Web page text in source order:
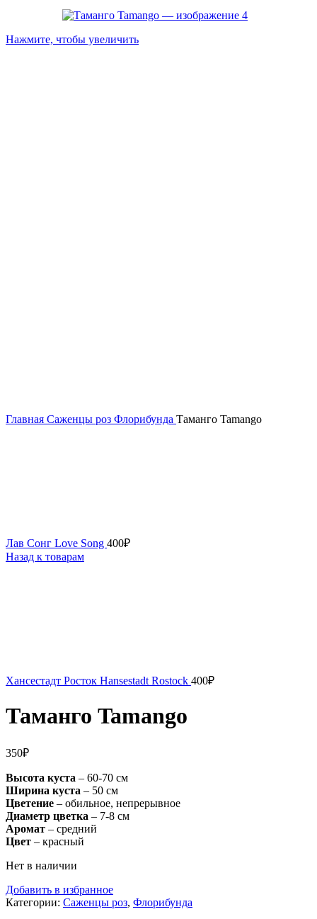
Нажмите, чтобы увеличить
Главная Саженцы роз Флорибунда Таманго Tamango
Лав Сонг Love Song 400₽
Назад к товарам
Хансестадт Росток Hansestadt Rostock 400₽
Таманго Tamango
350₽
Высота куста – 60-70 см
Ширина куста – 50 см
Цветение – обильное, непрерывное
Диаметр цветка – 7-8 см
Аромат – средний
Цвет – красный
Нет в наличии
Добавить в избранное
Категории: Саженцы роз, Флорибунда